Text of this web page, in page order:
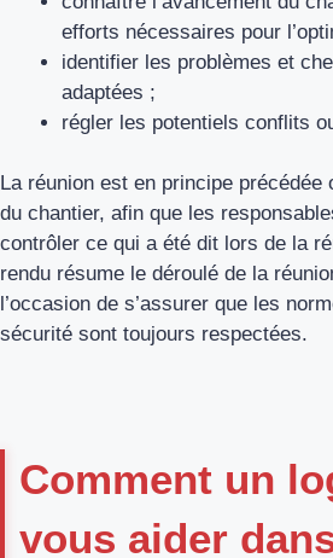
efforts nécessaires pour
identifier les problèmes et
adaptées ;
régler les potentiels conflits
La réunion est en principe précédée
du chantier, afin que les
contrôler ce qui a été dit lors de la
rendu résume le déroulé de la
l’occasion de s’assurer que les
sécurité sont toujours respectées.
Comment un
vous aider